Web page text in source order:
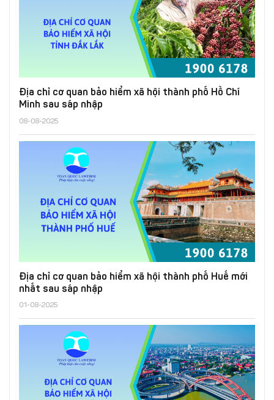
Địa chỉ cơ quan bảo hiểm xã hội thành phố Hồ Chí
Minh sau sáp nhập
08-08-2025
Địa chỉ cơ quan bảo hiểm xã hội thành phố Huế mới
nhất sau sáp nhập
01-08-2025